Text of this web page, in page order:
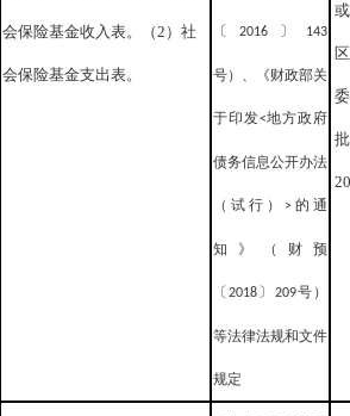
会保险基金收入表。（2）社
会保险基金支出表。
〔 2016 〕 143
号）、《财政部关
于印发<地方政府
债务信息公开办法
（试行） > 的通
知》（财预
〔2018 〕 209号）
等法律法规和文件
规定